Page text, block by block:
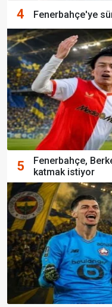
4 Fenerbahçe'ye
5
Fenerbahçe,
katmak istiyor